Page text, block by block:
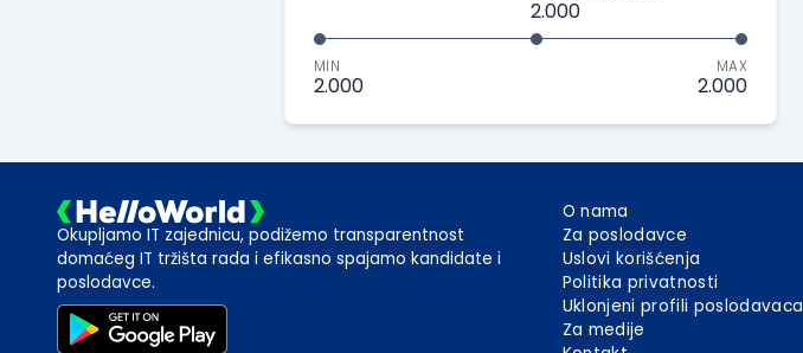
MIN
2.000
2.000
MAX
2.000
Okupljamo IT zajednicu, podižemo transparentnost
domaćeg IT tržišta rada i efikasno spajamo kandidate i
poslodavce.
O nama
Za poslodavce
Uslovi korišćenja
Politika privatnosti
Uklonjeni profili poslodavaca
Za medije